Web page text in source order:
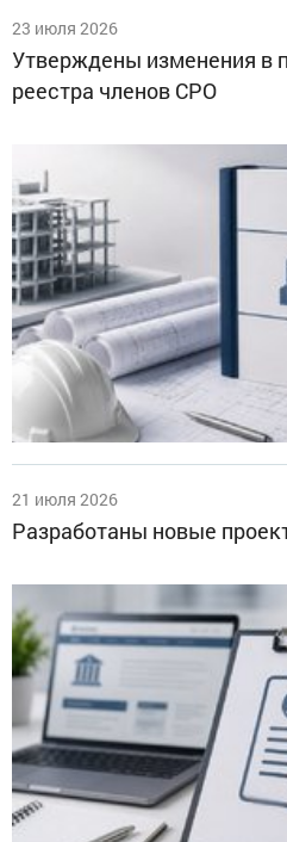
23 июля 2026
Утверждены изменения в
реестра членов СРО
21 июля 2026
Разработаны новые